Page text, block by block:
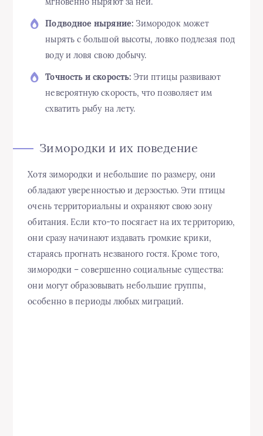
Подводное ныряние:Зимородок может
нырять с большой высоты, ловко подлезая под
воду и ловя свою добычу.
Точность и скорость: Эти птицы развивают
невероятную скорость, что позволяет им
схватить рыбу на лету.
Зимородки и их поведение
Хотя зимородки и небольшие по размеру, они
обладают уверенностью и дерзостью. Эти птицы
очень территориальны и охраняют свою зону
обитания. Если кто-то посягает на их территорию,
они сразу начинают издавать громкие крики,
стараясь прогнать незваного гостя. Кроме того,
зимородки – совершенно социальные существа:
они могут образовывать небольшие группы,
особенно в периоды любых миграций.